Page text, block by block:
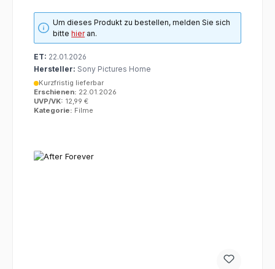
Um dieses Produkt zu bestellen, melden Sie sich
bittehieran.
ET: 22.01.2026
Hersteller: Sony Pictures Home
Kurzfristig lieferbar
Erschienen: 22.01.2026
UVP/VK: 12,99 €
Kategorie: Filme